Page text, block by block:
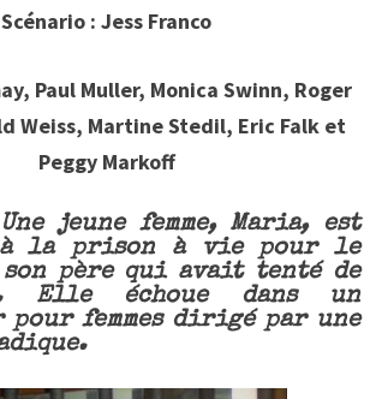
Scénario : Jess Franco
Paul Muller, Monica Swinn, Roger
Weiss, Martine Stedil, Eric Falk et
Peggy Markoff
Une jeune femme, Maria, est
à la prison à vie pour le
son père qui avait tenté de
Elle échoue dans un
femmes dirigé par une